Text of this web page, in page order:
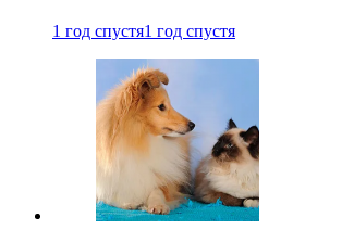
1 год спустя1 год спустя